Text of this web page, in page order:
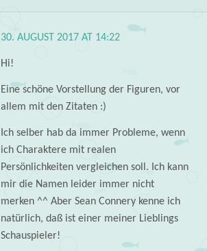
30. AUGUST 2017 AT 14:22
Hi!
Eine schöne Vorstellung der Figuren, vor
allem mit den Zitaten :)
Ich selber hab da immer Probleme, wenn
ich Charaktere mit realen
Persönlichkeiten vergleichen soll. Ich kann
mir die Namen leider immer nicht
merken ^^ Aber Sean Connery kenne ich
natürlich, daß ist einer meiner Lieblings
Schauspieler!